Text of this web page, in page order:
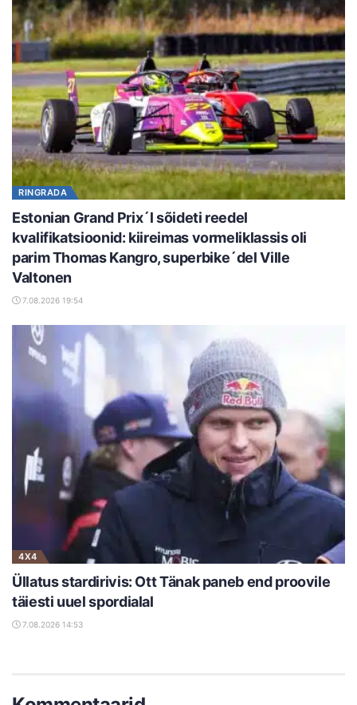
RINGRADA
Estonian Grand Prix´l sõideti reedel
kvalifikatsioonid: kiireimas vormeliklassis oli
parim Thomas Kangro, superbike´del Ville
Valtonen
7.08.2026 19:54
4X4
Üllatus stardirivis: Ott Tänak paneb end proovile
täiesti uuel spordialal
7.08.2026 14:53